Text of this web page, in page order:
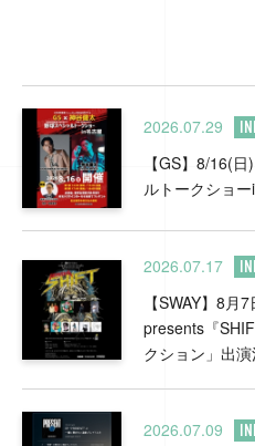
2026.07.29
【GS】8/16(
ルトークショ
2026.07.17
【SWAY】8月
presents『
クション」出演
2026.07.09